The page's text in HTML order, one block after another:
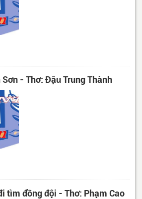
- Thơ: Đậu Trung Thành
tìm đồng đội - Thơ: Phạm Cao